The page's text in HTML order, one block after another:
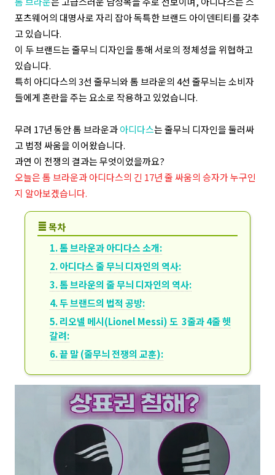
포츠웨어의 대명사로 자리 잡아 독특한 브랜드 아이덴티티를 갖추
고 있습니다.
이 두 브랜드는 줄무늬 디자인을 통해 서로의 정체성을 위협하고
있습니다.
특히 아디다스의 3선 줄무늬와 톰 브라운의 4선 줄무늬는 소비자
들에게 혼란을 주는 요소로 작용하고 있었습니다.
무려 17년 동안 톰 브라운과아디다스는 줄무늬 디자인을 둘러싸
고 법정 싸움을 이어왔습니다.
과연 이 전쟁의 결과는 무엇이었을까요?
오늘은 톰 브라운과 아디다스의 긴 17년 줄 싸움의 승자가 누구인
지 알아보겠습니다.
≣목차
1. 톰 브라운과 아디다스 소개:
2. 아디다스 줄 무늬 디자인의 역사:
3. 톰 브라운의 줄 무늬 디자인의 역사:
4. 두 브랜드의 법적 공방:
5. 리오넬 메시(Lionel Messi) 도 3줄과 4줄 헷
갈려:
6. 끝 말 (줄무늬 전쟁의 교훈):